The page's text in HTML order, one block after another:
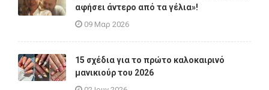
αφήσει άντερο από τα γέλια»!
09 Μαρ 2026
15 σχέδια για το πρώτο καλοκαιρινό
μανικιούρ του 2026